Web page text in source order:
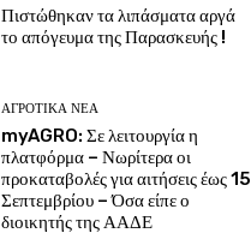
Πιστώθηκαν τα λιπάσματα αργά
το απόγευμα της Παρασκευής !
ΑΓΡΟΤΙΚΆ ΝΈΑ
myAGRO: Σε λειτουργία η
πλατφόρμα – Νωρίτερα οι
προκαταβολές για αιτήσεις έως 15
Σεπτεμβρίου – Όσα είπε ο
διοικητής της ΑΑΔΕ